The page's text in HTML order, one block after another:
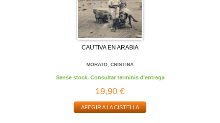
CAUTIVA EN ARABIA
MORATO, CRISTINA
Sense stock. Consultar terminis d'entrega
19,90 €
AFEGIR A LA CISTELLA